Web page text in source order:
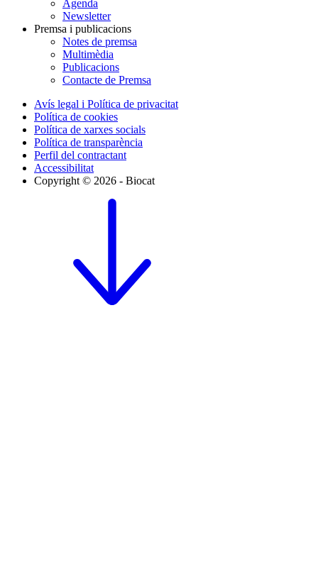
Agenda
Newsletter
Premsa i publicacions
Notes de premsa
Multimèdia
Publicacions
Contacte de Premsa
Avís legal i Política de privacitat
Política de cookies
Política de xarxes socials
Política de transparència
Perfil del contractant
Accessibilitat
Copyright © 2026 - Biocat